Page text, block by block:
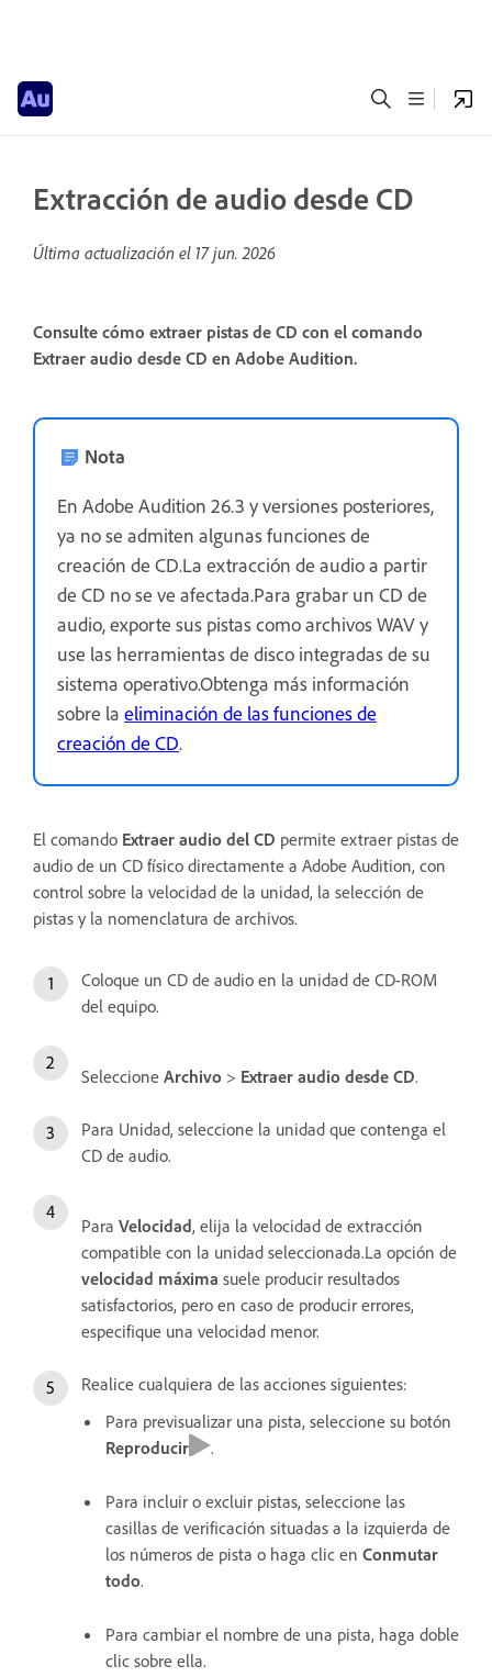
Extracción de audio desde CD
Última actualización el 17 jun. 2026
Consulte cómo extraer pistas de CD con el comando
Extraer audio desde CD en Adobe Audition.
Nota
En Adobe Audition 26.3 y versiones posteriores,
ya no se admiten algunas funciones de
creación de CD.La extracción de audio a partir
de CD no se ve afectada.Para grabar un CD de
audio, exporte sus pistas como archivos WAV y
use las herramientas de disco integradas de su
sistema operativo.Obtenga más información
sobre la eliminación de las funciones de
creación de CD.
El comando Extraer audio del CD permite extraer pistas de
audio de un CD físico directamente a Adobe Audition, con
control sobre la velocidad de la unidad, la selección de
pistas y la nomenclatura de archivos.
Coloque un CD de audio en la unidad de CD-ROM
del equipo.
Seleccione Archivo > Extraer audio desde CD.
Para Unidad, seleccione la unidad que contenga el
CD de audio.
Para Velocidad, elija la velocidad de extracción
compatible con la unidad seleccionada.La opción de
velocidad máxima suele producir resultados
satisfactorios, pero en caso de producir errores,
especifique una velocidad menor.
Realice cualquiera de las acciones siguientes:
Para previsualizar una pista, seleccione su botón
Reproducir
.
Para incluir o excluir pistas, seleccione las
casillas de verificación situadas a la izquierda de
los números de pista o haga clic en Conmutar
todo.
Para cambiar el nombre de una pista, haga doble
clic sobre ella.